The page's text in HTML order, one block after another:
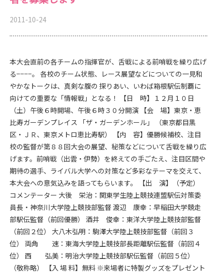
2011-10-24
本大会直前の各チームの指揮官が、舌戦による前哨戦を繰り広げ
る−−−−。 各校のチーム状態、レース展望などについての一見和
やかなトークは、真剣な腹の 探りあい、いわば箱根駅伝制覇に
向けての重要な「情報戦」となる！ 【日 時】１２月１０日
（土）午後６時開場、午後６時３０分開演 【会 場】東京・恵
比寿ガーデンプレイス 「ザ・ガーデンホール」 （東京都目黒
区・ＪＲ、東京メトロ恵比寿駅） 【内 容】優勝候補校、注目
校の監督が第８８回大会の展望、秘策などについて舌戦を繰り広
げます。前哨戦（出雲・伊勢）を終えての手ごたえ、注目区間や
期待の選手、ライバル大学への対策など多彩なテーマを交えて、
本大会への意気込みを語ってもらいます。 【出 演】（予定）
コメンテーター 大後 栄治：関東学生陸上競技連盟駅伝対策委
員長・神奈川大学陸上競技部監督 渡辺 康幸：早稲田大学競走
部駅伝監督（前回優勝） 酒井 俊幸：東洋大学陸上競技部監督
（前回２位） 大八木弘明：駒澤大学陸上競技部監督（前回３
位） 両角 速：東海大学陸上競技部長距離駅伝監督（前回４
位） 西 弘美：明治大学陸上競技部駅伝監督（前回５位）
（敬称略） 【入 場 料】無料 ※来場者に特製グッズをプレゼント